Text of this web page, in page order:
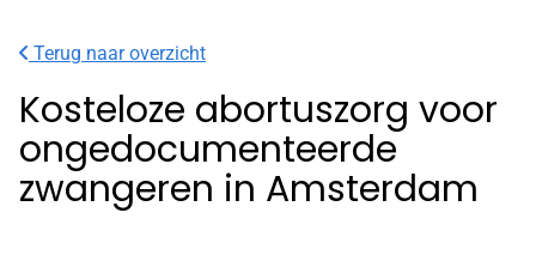
Terug naar overzicht
Kosteloze abortuszorg voor
ongedocumenteerde
zwangeren in Amsterdam